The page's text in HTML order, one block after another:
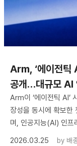
Arm, ‘에이전틱
공개…대규모 AI
Arm이 ‘에이전틱 AI’
장성을 동시에 확보한
며, 인공지능(AI) 인프
2026.03.25
by 배